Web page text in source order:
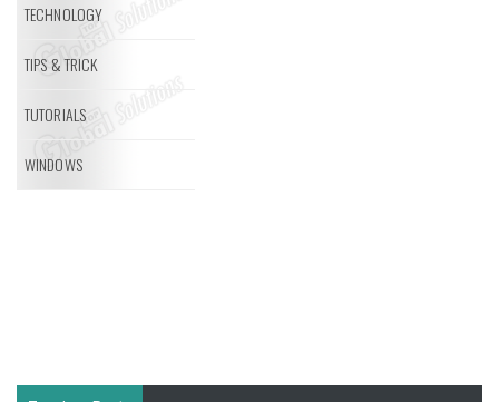
TECHNOLOGY
TIPS & TRICK
TUTORIALS
WINDOWS